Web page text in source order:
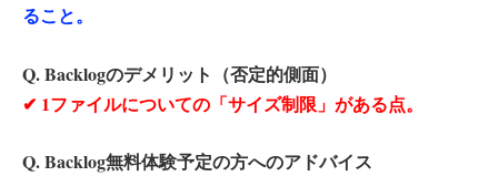
ること。
Q. Backlogのデメリット（否定的側面）
✔︎ 1ファイルについての「サイズ制限」がある点。
Q. Backlog無料体験予定の方へのアドバイス